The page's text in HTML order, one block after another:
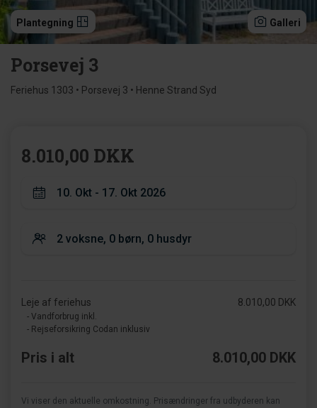
Plantegning Galleri
Porsevej 3
Feriehus 1303 • Porsevej 3 • Henne Strand Syd
8.010,00 DKK
Leje af feriehus
- Vandforbrug inkl.
- Rejseforsikring Codan inklusiv
8.010,00 DKK
Pris i alt 8.010,00 DKK
Vi viser den aktuelle omkostning. Prisændringer fra udbyderen kan